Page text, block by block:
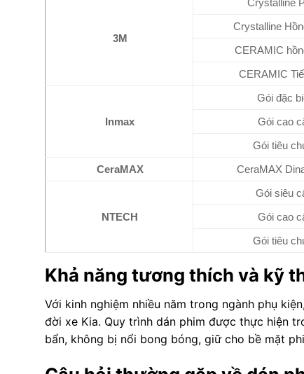
3M
Crystalline
Crystalline
CERAMIC
CERAMIC
Inmax
Gói đặc
Gói cao
Gói tiêu
CeraMAX
CeraMAX
NTECH
Gói siêu
Gói cao
Gói tiêu
Khả năng tương thích và kỹ
Với kinh nghiệm nhiều năm trong ngành phụ
đời xe Kia. Quy trình dán phim được thực hiện
bẩn, không bị nổi bong bóng, giữ cho bề mặt